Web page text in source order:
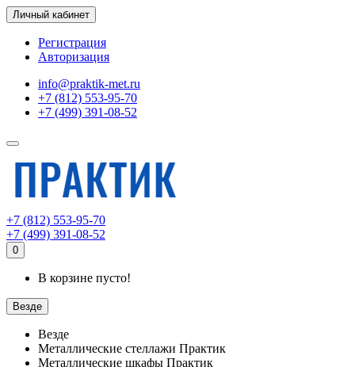
Личный кабинет
Регистрация
Авторизация
info@praktik-met.ru
+7 (812) 553-95-70
+7 (499) 391-08-52
+7 (812) 553-95-70
+7 (499) 391-08-52
0
В корзине пусто!
Везде
Везде
Металлические стеллажи Практик
Металлические шкафы Практик